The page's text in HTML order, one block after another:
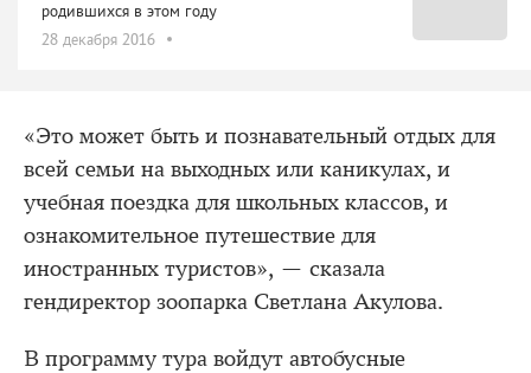
родившихся в этом году
28 декабря 2016
«Это может быть и познавательный отдых для
всей семьи на выходных или каникулах, и
учебная поездка для школьных классов, и
ознакомительное путешествие для
иностранных туристов», — сказала
гендиректор зоопарка Светлана Акулова.
В программу тура войдут автобусные